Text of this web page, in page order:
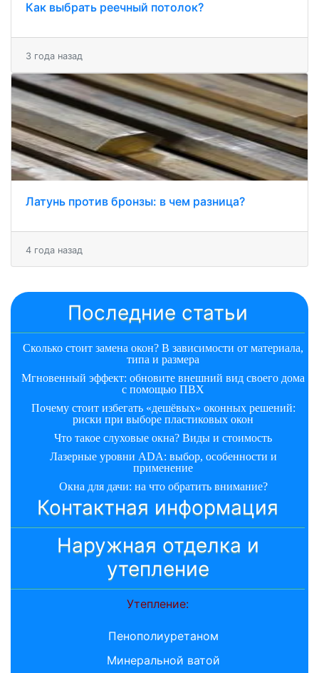
Как выбрать реечный потолок?
3 года назад
Латунь против бронзы: в чем разница?
4 года назад
Последние статьи
Сколько стоит замена окон? В зависимости от материала,
типа и размера
Мгновенный эффект: обновите внешний вид своего дома
с помощью ПВХ
Почему стоит избегать «дешёвых» оконных решений:
риски при выборе пластиковых окон
Что такое слуховые окна? Виды и стоимость
Лазерные уровни ADA: выбор, особенности и
применение
Окна для дачи: на что обратить внимание?
Контактная информация
Наружная отделка и
утепление
Утепление:
Пенополиуретаном
Минеральной ватой